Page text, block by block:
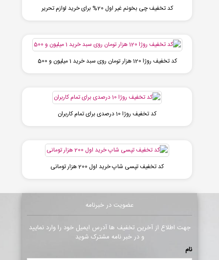
کد تخفیف چی بخونم غیر اول 20% برای خرید لوازم تحریر
کد تخفیف روژا 120 هزار تومان روی سبد خرید 1 میلیون و 500
کد تخفیف روژا 10 درصدی برای تمام کاربران
کد تخفیف تپسی شاپ خرید اول 200 هزار تومانی
عضویت در خبرنامه
جهت اطلاع از آخرین تخفیف ها آدرس ایمیل خود را وارد نمایید
و در خبر نامه مشترک شوید
نام